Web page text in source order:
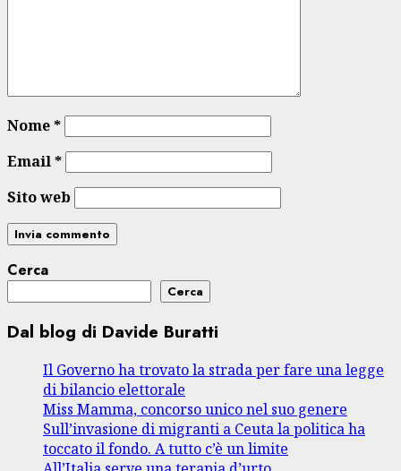
Nome*
Email*
Sito web
Cerca
Cerca
Dal blog di Davide Buratti
Il Governo ha trovato la strada per fare una legge
di bilancio elettorale
Miss Mamma, concorso unico nel suo genere
Sull’invasione di migranti a Ceuta la politica ha
toccato il fondo. A tutto c’è un limite